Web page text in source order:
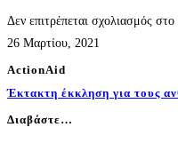
Δεν επιτρέπεται σχολιασμός στο
26 Μαρτίου, 2021
ActionAid
Έκτακτη έκκληση για τους
Διαβάστε…